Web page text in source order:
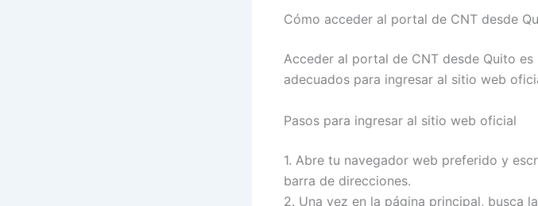
Cómo acceder al portal de CNT desde
Acceder al portal de CNT desde Quito
adecuados para ingresar al sitio web
Pasos para ingresar al sitio web oficial
1. Abre tu navegador web preferido y
barra de direcciones.
2. Una vez en la página principal, busca